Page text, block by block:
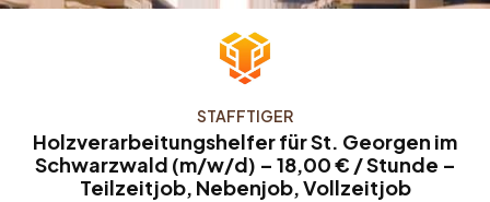
STAFFTIGER
Holzverarbeitungshelfer für St. Georgen im
Schwarzwald (m/w/d) – 18,00 € / Stunde –
Teilzeitjob, Nebenjob, Vollzeitjob